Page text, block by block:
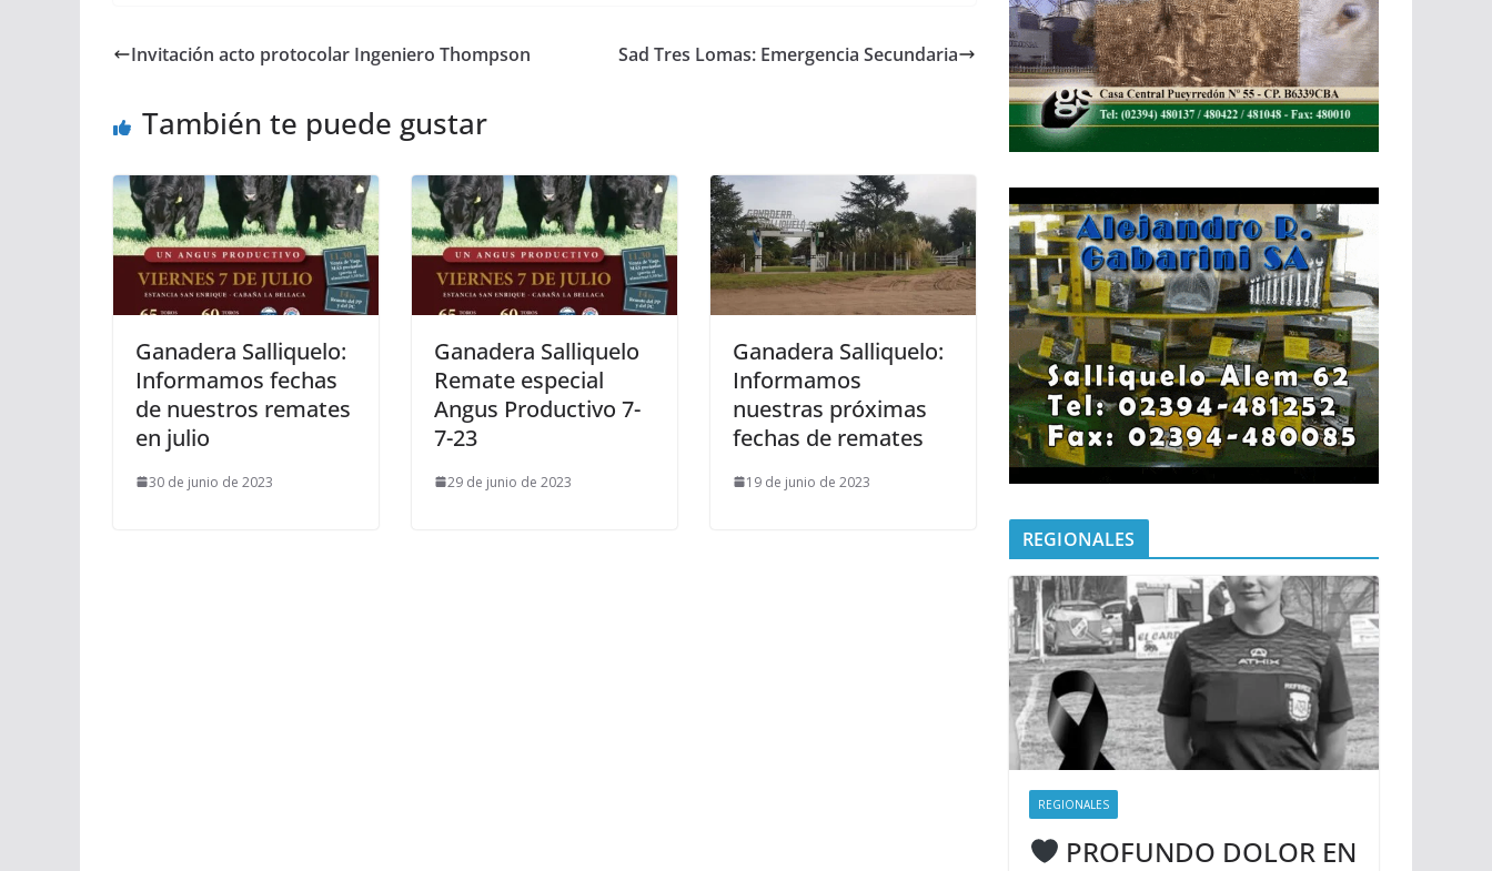
Invitación acto protocolar Ingeniero Thompson Sad Tres Lomas: Emergencia Secundaria
También te puede gustar
Ganadera Salliquelo:
Informamos fechas
de nuestros remates
en julio
30 de junio de 2023
Ganadera Salliquelo
Remate especial
Angus Productivo 7-
7-23
29 de junio de 2023
Ganadera Salliquelo:
Informamos
nuestras próximas
fechas de remates
19 de junio de 2023
REGIONALES
REGIONALES
PROFUNDO DOLOR EN